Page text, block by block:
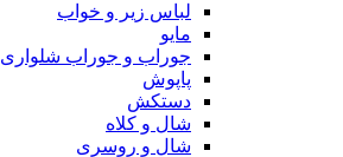
لباس زیر و خواب
مایو
جوراب و جوراب شلواری
پاپوش
دستکش
شال و کلاه
شال و روسری